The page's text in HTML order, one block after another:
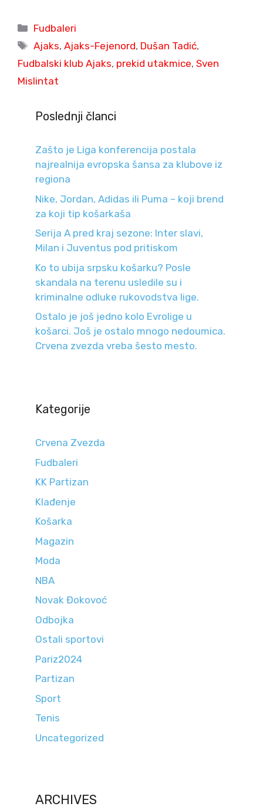
Categories
Fudbaleri
Tags
Ajaks,Ajaks-Fejenord, Dušan Tadić,
Fudbalski klub Ajaks, prekid utakmice, Sven
Mislintat
Poslednji članci
Zašto je Liga konferencija postala
najrealnija evropska šansa za klubove iz
regiona
Nike, Jordan, Adidas ili Puma – koji brend
za koji tip košarkaša
Serija A pred kraj sezone: Inter slavi,
Milan i Juventus pod pritiskom
Ko to ubija srpsku košarku? Posle
skandala na terenu usledile su i
kriminalne odluke rukovodstva lige.
Ostalo je još jedno kolo Evrolige u
košarci. Još je ostalo mnogo nedoumica.
Crvena zvezda vreba šesto mesto.
Kategorije
Crvena Zvezda
Fudbaleri
KK Partizan
Klađenje
Košarka
Magazin
Moda
NBA
Novak Đokovoć
Odbojka
Ostali sportovi
Pariz2024
Partizan
Sport
Tenis
Uncategorized
ARCHIVES